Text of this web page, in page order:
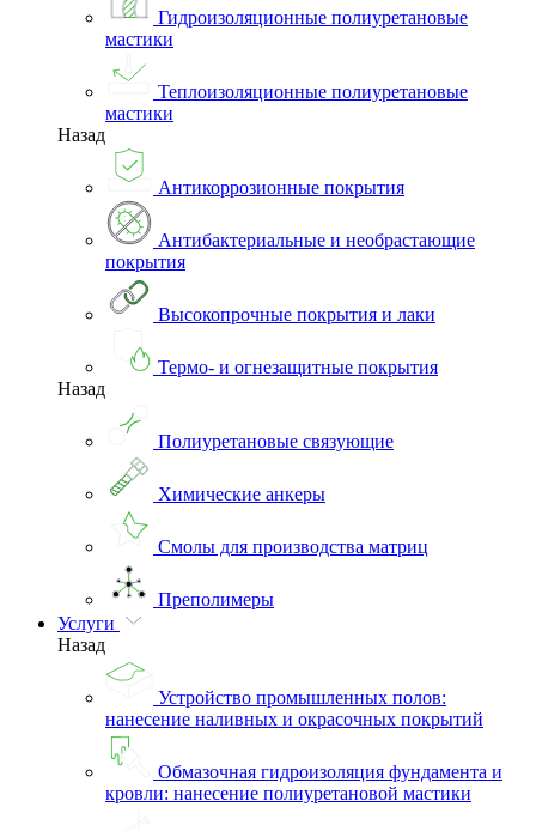
Гидроизоляционные полиуретановые
мастики
Теплоизоляционные полиуретановые
мастики
Назад
Антикоррозионные покрытия
Антибактериальные и необрастающие
покрытия
Высокопрочные покрытия и лаки
Термо- и огнезащитные покрытия
Назад
Полиуретановые связующие
Химические анкеры
Смолы для производства матриц
Преполимеры
Услуги
Назад
Устройство промышленных полов:
нанесение наливных и окрасочных покрытий
Обмазочная гидроизоляция фундамента и
кровли: нанесение полиуретановой мастики